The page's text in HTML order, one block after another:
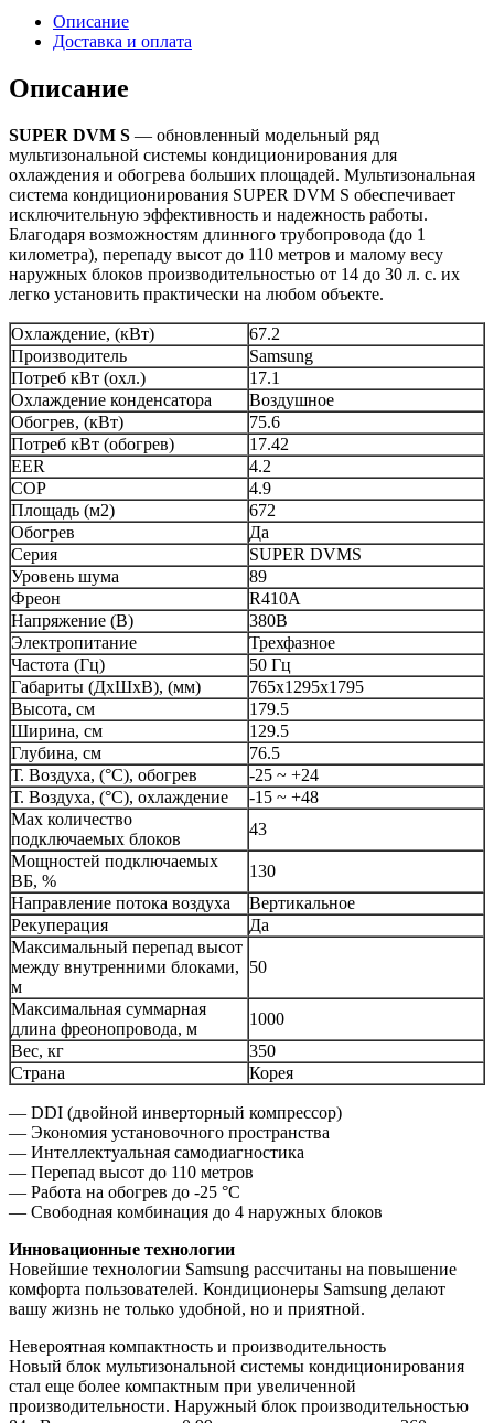
Описание
Доставка и оплата
Описание
SUPER DVM S — обновленный модельный ряд
мультизональной системы кондиционирования для
охлаждения и обогрева больших площадей. Мультизональная
система кондиционирования SUPER DVM S обеспечивает
исключительную эффективность и надежность работы.
Благодаря возможностям длинного трубопровода (до 1
километра), перепаду высот до 110 метров и малому весу
наружных блоков производительностью от 14 до 30 л. с. их
легко установить практически на любом объекте.
Охлаждение, (кВт)
67.2
Производитель
Samsung
Потреб кВт (охл.)
17.1
Охлаждение конденсатора
Воздушное
Обогрев, (кВт)
75.6
Потреб кВт (обогрев)
17.42
EER
4.2
COP
4.9
Площадь (м2)
672
Обогрев
Да
Серия
SUPER DVMS
Уровень шума
89
Фреон
R410A
Напряжение (В)
380В
Электропитание
Трехфазное
Частота (Гц)
50 Гц
Габариты (ДхШхВ), (мм)
765x1295x1795
Высота, см
179.5
Ширина, см
129.5
Глубина, см
76.5
Т. Воздуха, (°C), обогрев
-25 ~ +24
Т. Воздуха, (°C), охлаждение
-15 ~ +48
Max количество
подключаемых блоков
43
Мощностей подключаемых
ВБ, %
130
Направление потока воздуха
Вертикальное
Рекуперация
Да
Максимальный перепад высот
между внутренними блоками,
м
50
Максимальная суммарная
длина фреонопровода, м
1000
Вес, кг
350
Страна
Корея
— DDI (двойной инверторный компрессор)
— Экономия установочного пространства
— Интеллектуальная самодиагностика
— Перепад высот до 110 метров
— Работа на обогрев до -25 °C
— Свободная комбинация до 4 наружных блоков
Инновационные технологии
Новейшие технологии Samsung рассчитаны на повышение
комфорта пользователей. Кондиционеры Samsung делают
вашу жизнь не только удобной, но и приятной.
Невероятная компактность и производительность
Новый блок мультизональной системы кондиционирования
стал еще более компактным при увеличенной
производительности. Наружный блок производительностью